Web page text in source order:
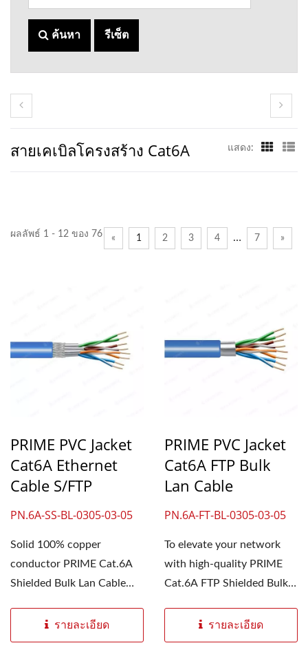
ค้นหา รีเซ็ต
สายเคเบิลโครงสร้าง Cat6A แสดง:
ผลลัพธ์ 1 - 12 ของ 76 « 1 2 3 4 … 7 »
PRIME PVC Jacket
Cat6A Ethernet
Cable S/FTP
PN.6A-SS-BL-0305-03-05
Solid 100% copper
conductor PRIME Cat.6A
Shielded Bulk Lan Cable
GBit/s...
รายละเอียด
PRIME PVC Jacket
Cat6A FTP Bulk
Lan Cable
PN.6A-FT-BL-0305-03-05
To elevate your network
with high-quality PRIME
Cat.6A FTP Shielded Bulk
รายละเอียด